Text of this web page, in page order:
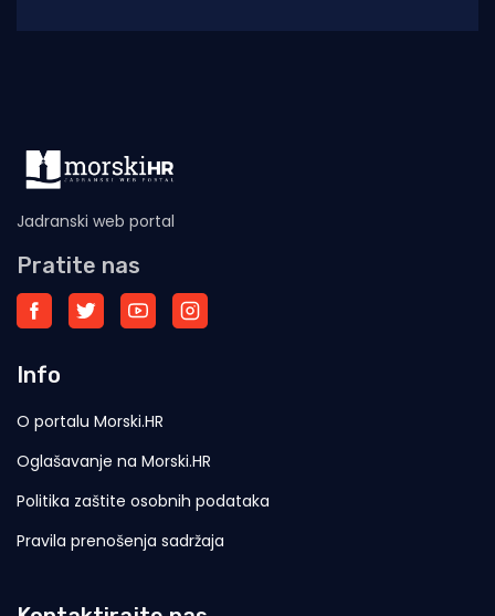
Jadranski web portal
Pratite nas
Info
O portalu Morski.HR
Oglašavanje na Morski.HR
Politika zaštite osobnih podataka
Pravila prenošenja sadržaja